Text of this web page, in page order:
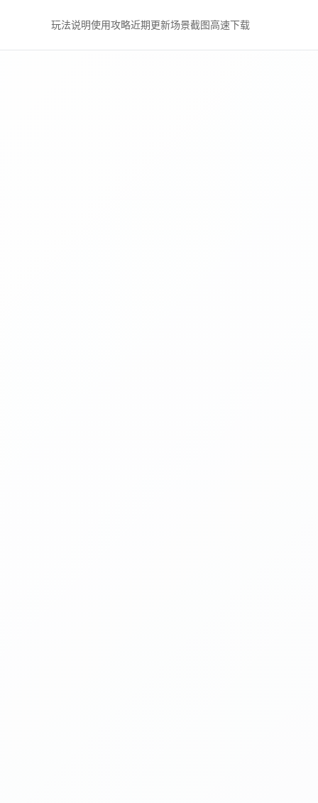
玩法说明使用攻略近期更新场景截图高速下载